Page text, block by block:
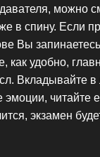
можно
в спину. Если
Вы
как удобно,
Вкладывайте в
читайте
экзамен